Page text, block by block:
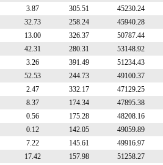
3.87 305.51 45230.24
32.73 258.24 45940.28
13.00 326.37 50787.44
42.31 280.31 53148.92
3.26 391.49 51234.43
52.53 244.73 49100.37
2.47 332.17 47129.25
8.37 174.34 47895.38
0.56 175.28 48208.16
0.12 142.05 49059.89
7.22 145.61 49916.97
17.42 157.98 51258.27